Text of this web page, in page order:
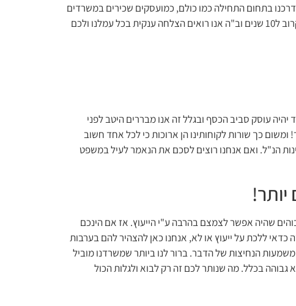
דרכנו בתחום התחילה כמו כולם, כמועסקים שכירים במשרדים
ידועים ומשם, אחרי שכבר השגנו את רזי המקצוע היטב ואת צורת הארגון והניהול של עסק עצמאי, הקמנו משרד גדול המשגשג קרוב ל10 שנים וב"ה אנו רואים הצלחה ענקית בכל עמלנו ולכם
עוסק סביב הכסף ובגלל זה אנו מבררים היטב לפני
כך שורות לקוחותינו הן ארוכות כי לכל אחד חשוב
הנ"ל. ואם אנחנו רוצים לסכם את הנאמר לעיל במשפט
שהיה אפשר לצמצם בהרבה ע"י הייעוץ. אז אם הינכם
ללכת על ייעוץ או לא, אנחנו כאן להצהיר להם בערבות
הנחיצות של הדבר. ברור לנו ביותר שמשרדנו מוביל
גבוהה בכלל. מה שנותר לכם זה רק לבוא ולגלות הכול